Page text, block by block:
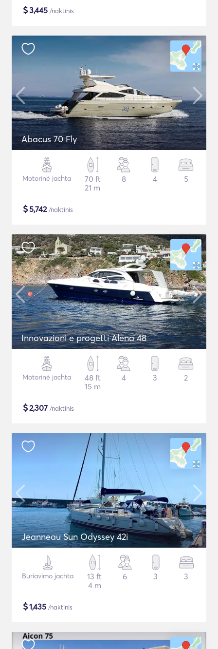
$3,445 /naktinis
Abacus 70 Fly
Motorinė jachta
70 ft
21 m
8 4 5
$5,742/naktinis
Innovazioni e progetti Alena 48
Motorinė jachta
48 ft
15 m
4 3 2
$2,307 /naktinis
Jeanneau Sun Odyssey 42i
Buriavimo jachta
13 ft
4 m
6 3 3
$1,435 /naktinis